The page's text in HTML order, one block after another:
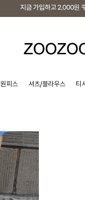
지금 가입하고 2,000원
원피스 셔츠/블라우스 티